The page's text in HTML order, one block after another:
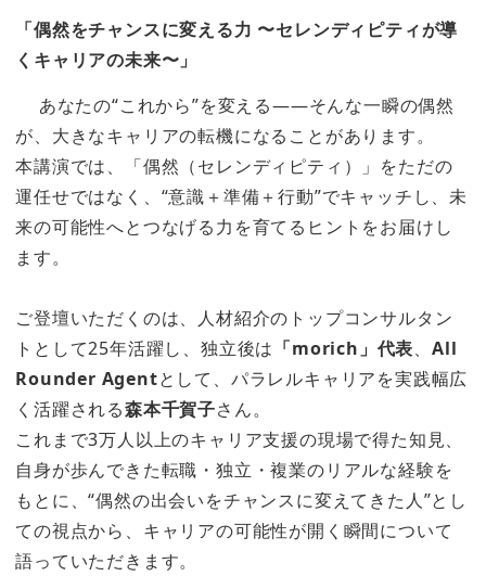
「偶然をチャンスに変える力 〜セレンディピティが導
くキャリアの未来〜」
あなたの“これから”を変える——そんな一瞬の偶然
が、大きなキャリアの転機になることがあります。
本講演では、「偶然（セレンディピティ）」をただの
運任せではなく、“意識＋準備＋行動”でキャッチし、未
来の可能性へとつなげる力を育てるヒントをお届けし
ます。
ご登壇いただくのは、人材紹介のトップコンサルタン
トとして25年活躍し、独立後は 「morich」代表、 All
Rounder Agentとして、パラレルキャリアを実践幅広
く活躍される森本千賀子さん。
これまで3万人以上のキャリア支援の現場で得た知見、
自身が歩んできた転職・独立・複業のリアルな経験を
もとに、“偶然の出会いをチャンスに変えてきた人”とし
ての視点から、キャリアの可能性が開く瞬間について
語っていただきます。